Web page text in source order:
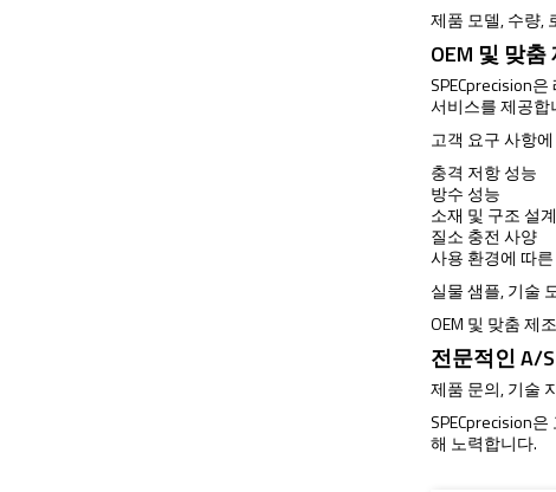
제품 모델, 수량,
OEM 및 맞
SPECprecision
서비스를 제공합
고객 요구 사항
충격 저항 성능
방수 성능
소재 및 구조 설계
질소 충전 사양
사용 환경에 따
실물 샘플, 기술
OEM 및 맞춤 제
전문적인 A/
제품 문의, 기술
SPECprecision
해 노력합니다.